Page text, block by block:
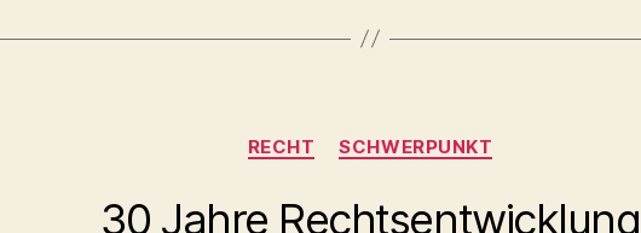
Kategorien
RECHT SCHWERPUNKT
30 Jahre Rechtsentwicklung